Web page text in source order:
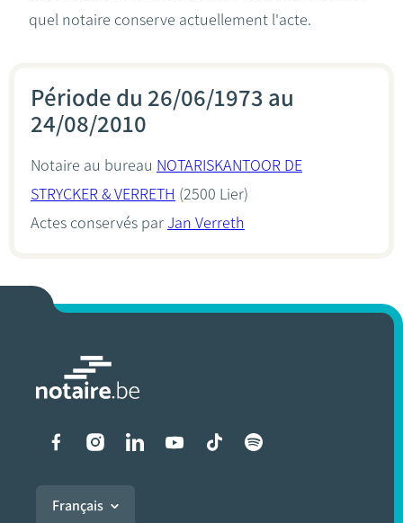
quel notaire conserve actuellement l'acte.
Période du 26/06/1973 au
24/08/2010
Notaire au bureau NOTARISKANTOOR DE
STRYCKER & VERRETH (2500 Lier)
Actes conservés par Jan Verreth
Liens vers les réseaux
Français